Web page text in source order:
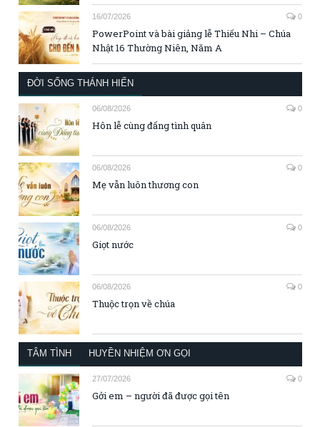
16/07/2026 0
PowerPoint và bài giảng lễ Thiếu Nhi – Chúa
Nhật 16 Thường Niên, Năm A
ĐỜI SỐNG THÁNH HIẾN
06/08/2026 0
Hôn lễ cùng đấng tình quân
06/08/2026 0
Mẹ vẫn luôn thương con
06/08/2026 0
Giọt nước
06/08/2026 0
Thuộc trọn về chúa
TÂM TÌNH HUYỀN NHIỆM ƠN GỌI
27/07/2026 0
Gởi em – người đã được gọi tên